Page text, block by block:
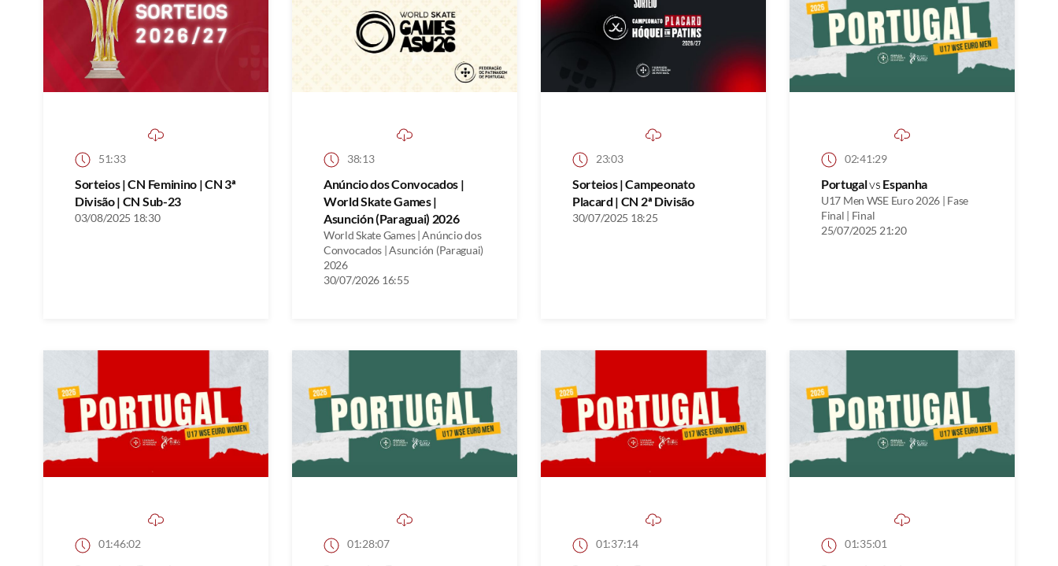
51:33
Sorteios | CN Feminino | CN 3ª
Divisão | CN Sub-23
03/08/2025 18:30
38:13
Anúncio dos Convocados |
World Skate Games |
Asunción (Paraguai) 2026
World Skate Games | Anúncio dos
Convocados | Asunción (Paraguai)
2026
30/07/2026 16:55
23:03
Sorteios | Campeonato
Placard | CN 2ª Divisão
30/07/2025 18:25
02:41:29
Portugalvs Espanha
U17 Men WSE Euro 2026 | Fase
Final | Final
25/07/2025 21:20
01:46:02 01:28:07 01:37:14 01:35:01